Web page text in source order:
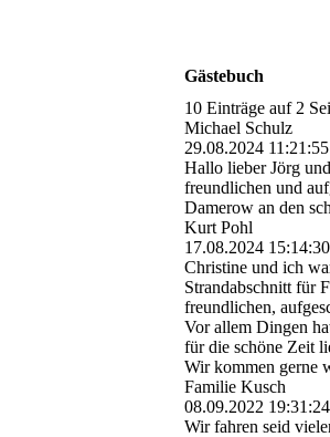
Gästebuch
10 Einträge auf 2
Michael Schulz
29.08.2024 11:21:55
Hallo lieber Jörg
freundlichen und
Damerow an den
Kurt Pohl
17.08.2024 15:14:30
Christine und ich
Strandabschnitt für
freundlichen,
Vor allem Dingen
für die schöne Zeit
Wir kommen gerne
Familie Kusch
08.09.2022 19:31:24
Wir fahren seid